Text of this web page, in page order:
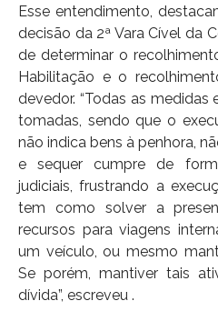
Esse entendimento,
decisão da 2ª Vara Cível da
de determinar o
Habilitação e o
devedor. “Todas as
tomadas, sendo que o
não indica bens à penhora,
e sequer cumpre de
judiciais, frustrando a
tem como solver a
recursos para viagens
um veículo, ou mesmo
Se porém, mantiver tais
dívida”, escreveu .